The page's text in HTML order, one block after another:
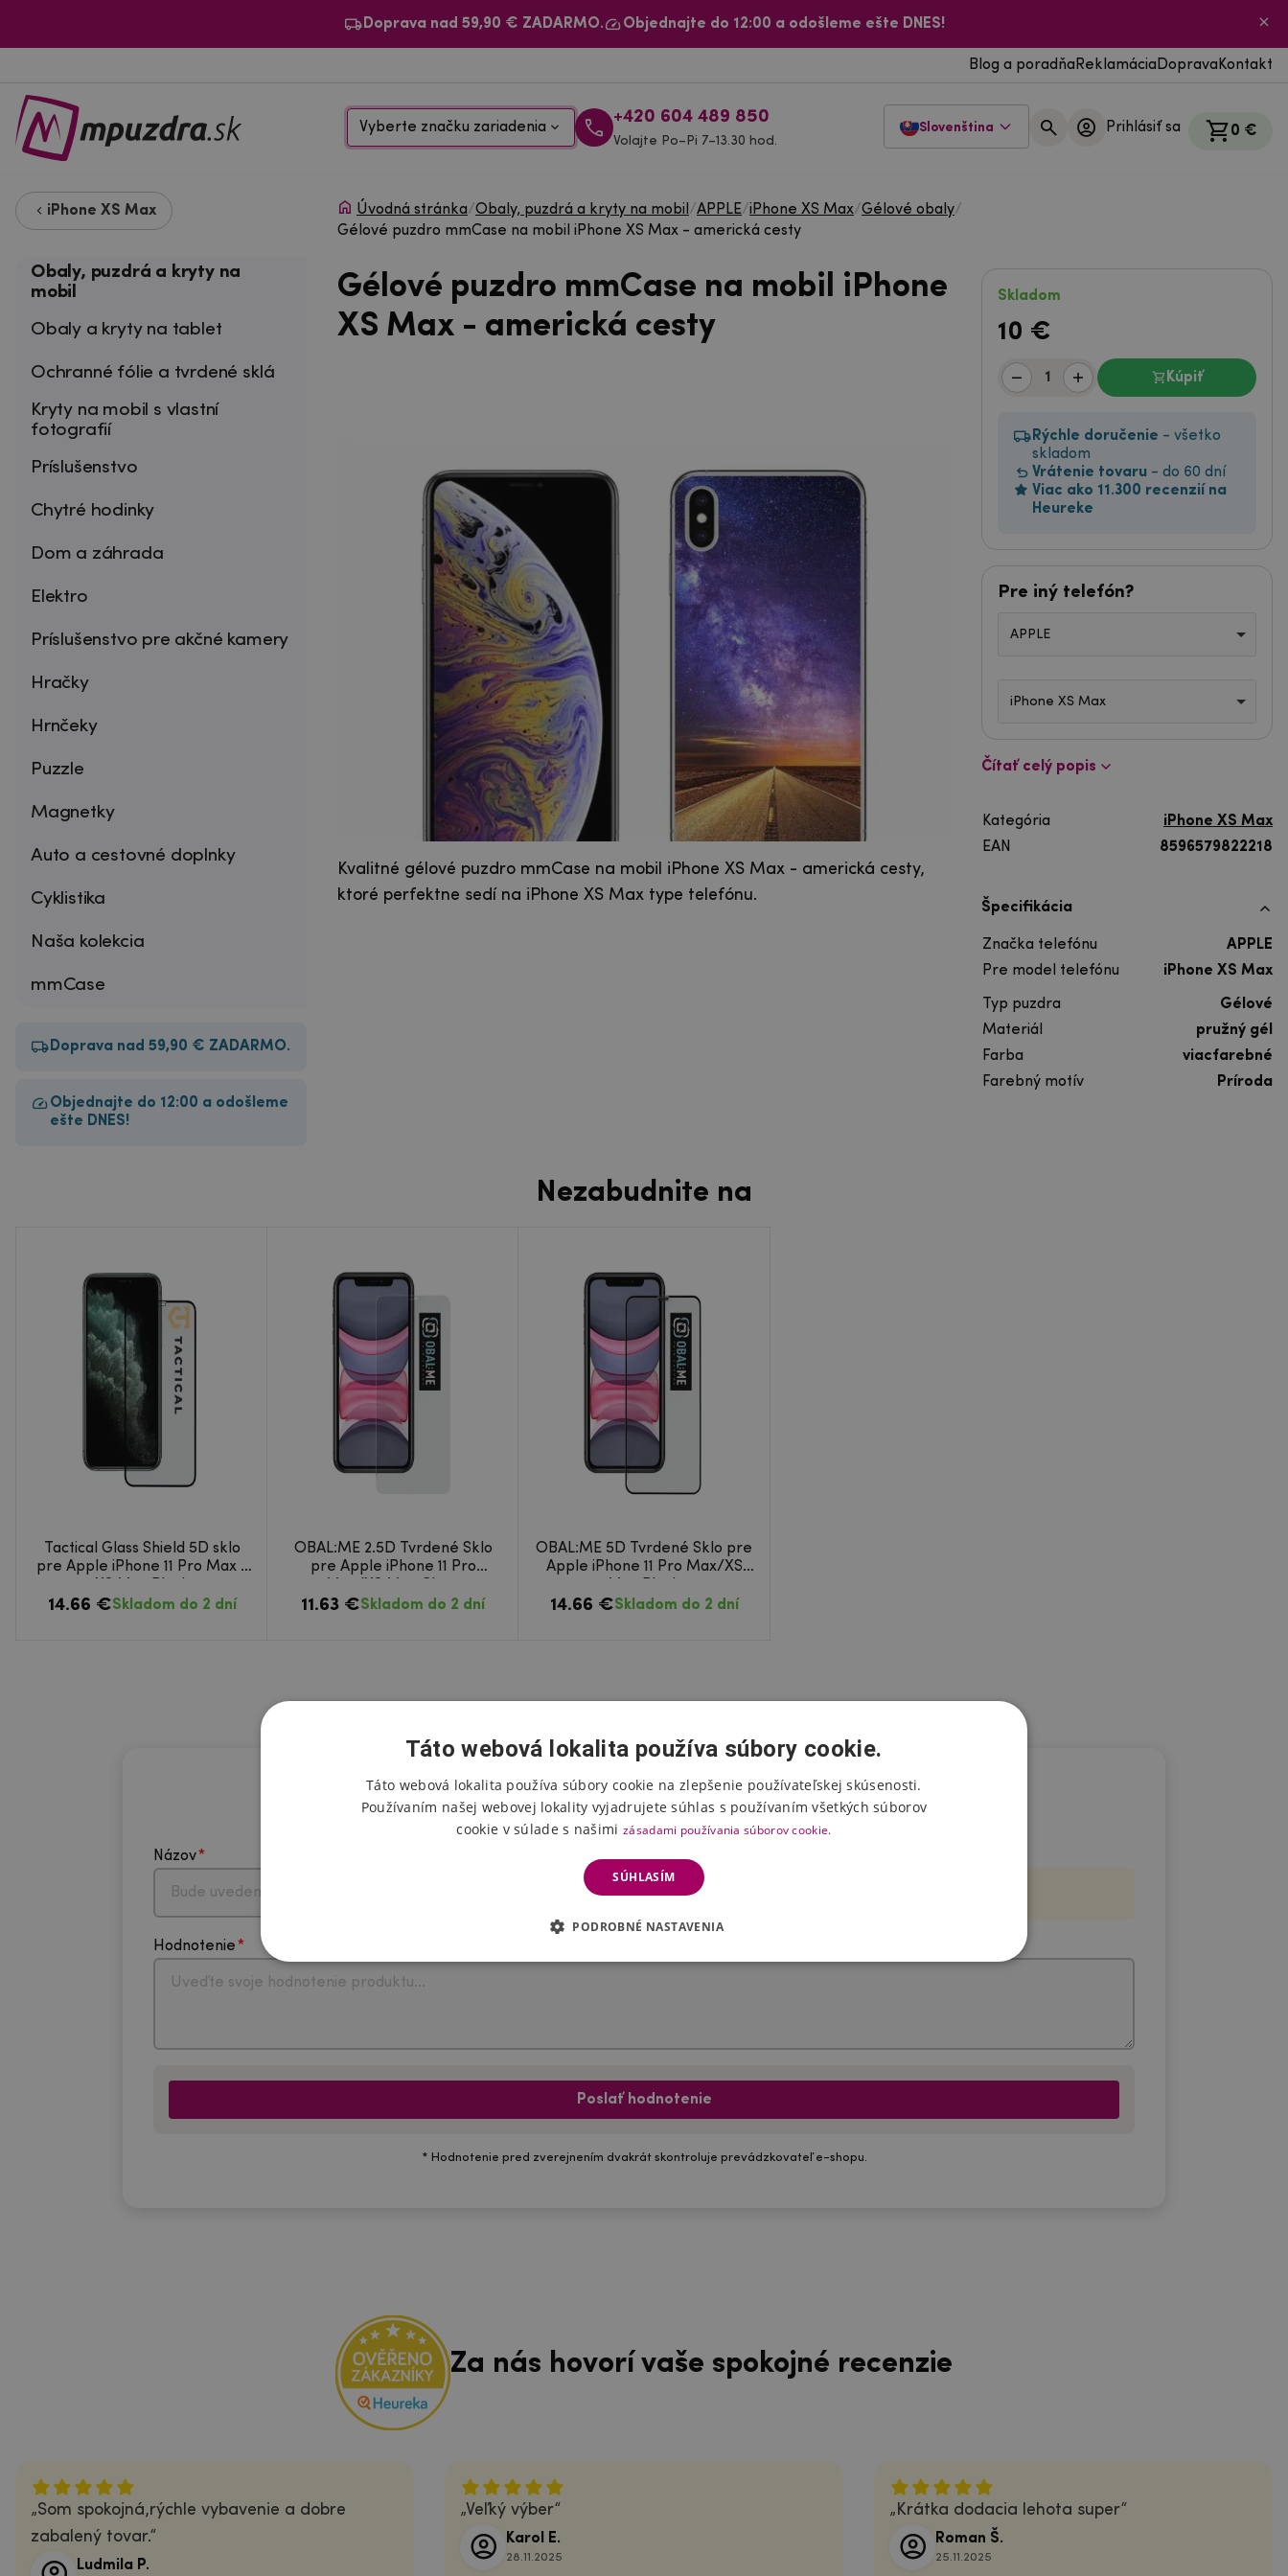
Doprava nad 59,90 € ZADARMO. Objednajte do 12:00 a odošleme ešte DNES!
Blog a poradňa Reklamácia Doprava Kontakt
Vyberte značku zariadenia
+420 604 489 850
Volajte Po–Pi 7–13.30 hod.
Slovenština Prihlásiť sa 0 €
iPhone XS Max
Obaly, puzdrá a kryty na
mobil
Obaly a kryty na tablet
Ochranné fólie a tvrdené sklá
Kryty na mobil s vlastní
fotografií
Príslušenstvo
Chytré hodinky
Dom a záhrada
Elektro
Príslušenstvo pre akčné kamery
Hračky
Hrnčeky
Puzzle
Magnetky
Auto a cestovné doplnky
Cyklistika
Naša kolekcia
mmCase
Doprava nad 59,90 € ZADARMO.
Objednajte do 12:00 a odošleme
ešte DNES!
Úvodná stránka/Obaly, puzdrá a kryty na mobil /APPLE/iPhone XS Max/Gélové obaly/
Gélové puzdro mmCase na mobil iPhone XS Max - americká cesty
Gélové puzdro mmCase na mobil iPhone
XS Max - americká cesty
Kvalitné gélové puzdro mmCase na mobil iPhone XS Max - americká cesty,
ktoré perfektne sedí na iPhone XS Max type telefónu.
Skladom
10 €
Kúpiť
Rýchle doručenie - všetko
skladom
Vrátenie tovaru - do 60 dní
Viac ako 11.300 recenzií na
Heureke
Pre iný telefón?
APPLE
iPhone XS Max
Čítať celý popis
Kategória
iPhone XS Max
EAN
8596579822218
Špecifikácia
Značka telefónu
APPLE
Pre model telefónu
iPhone XS Max
Typ puzdra
Gélové
Materiál
pružný gél
Farba
viacfarebné
Farebný motív
Príroda
Nezabudnite na
Tactical Glass Shield 5D sklo
pre Apple iPhone 11 Pro Max /
14.66 €Skladom do 2 dní
OBAL:ME 2.5D Tvrdené Sklo
pre Apple iPhone 11 Pro
11.63 €Skladom do 2 dní
OBAL:ME 5D Tvrdené Sklo pre
Apple iPhone 11 Pro Max/XS
14.66 €Skladom do 2 dní
Hodnotenie produktu
Názov Vyberte počet hviezdičiek
Hodnotenie
Poslať hodnotenie
* Hodnotenie pred zverejnením dvakrát skontroluje prevádzkovateľ e-shopu.
Za nás hovorí vaše spokojné recenzie
Som spokojná,rýchle vybavenie a dobre
zabalený tovar.
Ludmila P.
Veľký výber
Karol E.
28.11.2025
Krátka dodacia lehota super
Roman Š.
25.11.2025
Táto webová lokalita používa súbory cookie.
Táto webová lokalita používa súbory cookie na zlepšenie používateľskej skúsenosti.
Používaním našej webovej lokality vyjadrujete súhlas s používaním všetkých súborov
cookie v súlade s našimi zásadami používania súborov cookie.
SÚHLASÍM
PODROBNÉ NASTAVENIA